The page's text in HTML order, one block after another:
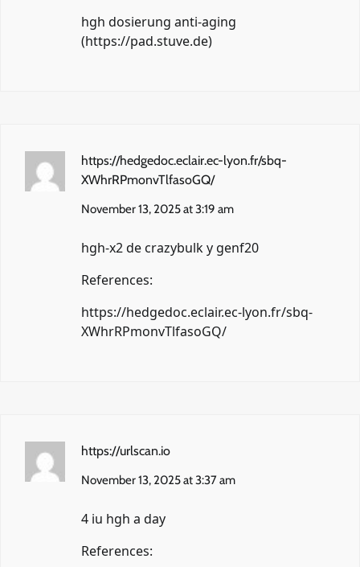
hgh dosierung anti-aging
(https://pad.stuve.de)
https://hedgedoc.eclair.ec-lyon.fr/sbq-
XWhrRPmonvTlfasoGQ/
November 13, 2025 at 3:19 am
hgh-x2 de crazybulk y genf20
References:
https://hedgedoc.eclair.ec-lyon.fr/sbq-
XWhrRPmonvTlfasoGQ/
https://urlscan.io
November 13, 2025 at 3:37 am
4 iu hgh a day
References: